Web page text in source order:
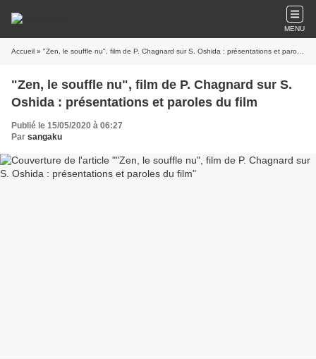
MENU
Accueil » "Zen, le souffle nu", film de P. Chagnard sur S. Oshida : présentations et paroles du film
"Zen, le souffle nu", film de P. Chagnard sur S.
Oshida : présentations et paroles du film
Publié le 15/05/2020 à 06:27
Par sangaku